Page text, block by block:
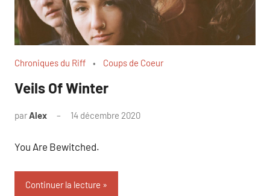
Chroniques du Riff Coups de Coeur
Veils Of Winter
parAlex 14 décembre 2020
You Are Bewitched.
Continuer la lecture